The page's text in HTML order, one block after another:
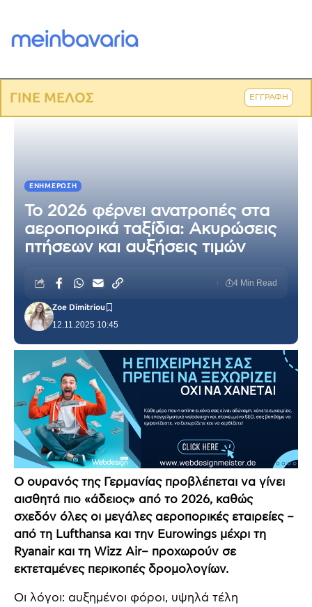
ΓΙΝΕ ΜΕΛΟΣ ΕΓΓΡΑΦΗ
ΕΝΗΜΈΡΩΣΗ
Το 2026 φέρνει ανατροπές στα
αεροπορικά ταξίδια: Ακυρώσεις
πτήσεων και αυξήσεις τιμών
12.11.2025 10:45
Zoe Dimitriou
4 Min Read
Ο ουρανός της Γερμανίας προβλέπεται να γίνει
αισθητά πιο «άδειος» από το 2026, καθώς
σχεδόν όλες οι μεγάλες αεροπορικές εταιρείες –
από τη Lufthansa και την Eurowings μέχρι τη
Ryanair και τη Wizz Air– προχωρούν σε
εκτεταμένες περικοπές δρομολογίων.
Οι λόγοι: αυξημένοι φόροι, υψηλά τέλη